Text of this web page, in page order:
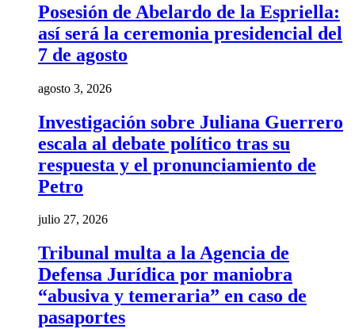
Posesión de Abelardo de la Espriella:
así será la ceremonia presidencial del
7 de agosto
agosto 3, 2026
Investigación sobre Juliana Guerrero
escala al debate político tras su
respuesta y el pronunciamiento de
Petro
julio 27, 2026
Tribunal multa a la Agencia de
Defensa Jurídica por maniobra
“abusiva y temeraria” en caso de
pasaportes